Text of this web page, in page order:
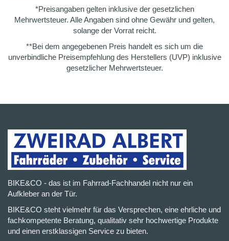
*Preisangaben gelten inklusive der gesetzlichen
Mehrwertsteuer. Alle Angaben sind ohne Gewähr und gelten,
solange der Vorrat reicht.
**Bei dem angegebenen Preis handelt es sich um die
unverbindliche Preisempfehlung des Herstellers (UVP) inklusive
gesetzlicher Mehrwertsteuer.
BIKE&CO - das ist im Fahrrad-Fachhandel nicht nur ein
Aufkleber an der Tür.
BIKE&CO steht vielmehr für das Versprechen, eine ehrliche und
fachkompetente Beratung, qualitativ sehr hochwertige Produkte
und einen erstklassigen Service zu bieten.